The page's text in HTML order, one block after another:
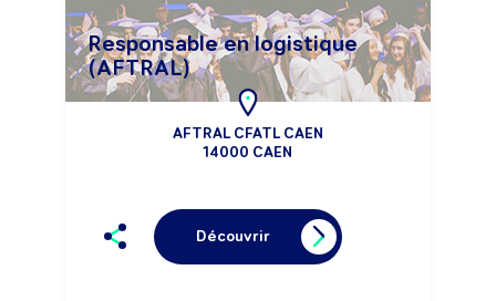
Responsable en logistique
(AFTRAL)
AFTRAL CFATL CAEN
14000 CAEN
Découvrir